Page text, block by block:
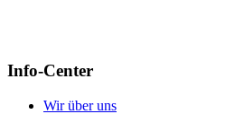
Info-Center
Wir über uns